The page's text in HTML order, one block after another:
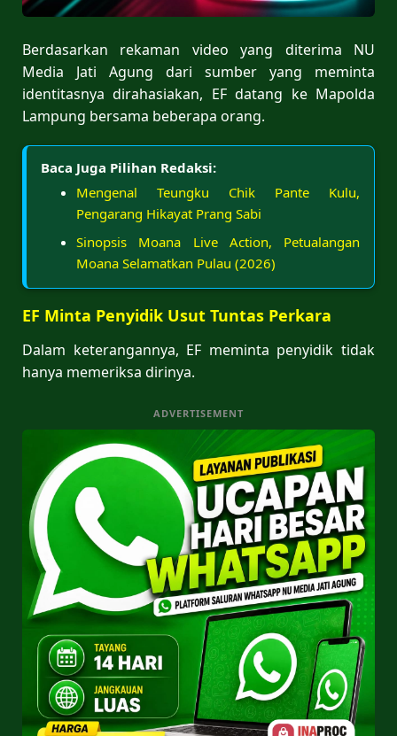
Berdasarkan rekaman video yang diterima NU
Media Jati Agung dari sumber yang meminta
identitasnya dirahasiakan, EF datang ke Mapolda
Lampung bersama beberapa orang.
Baca Juga Pilihan Redaksi:
Mengenal Teungku Chik Pante Kulu,
Pengarang Hikayat Prang Sabi
Sinopsis Moana Live Action, Petualangan
Moana Selamatkan Pulau (2026)
EF Minta Penyidik Usut Tuntas Perkara
Dalam keterangannya, EF meminta penyidik tidak
hanya memeriksa dirinya.
ADVERTISEMENT